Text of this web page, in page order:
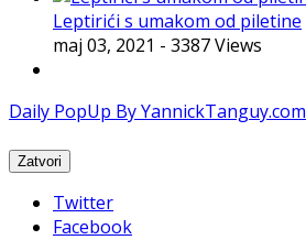
Leptirići s umakom od piletine
maj 03, 2021 - 3387 Views
Daily PopUp By YannickTanguy.com
Twitter
Facebook